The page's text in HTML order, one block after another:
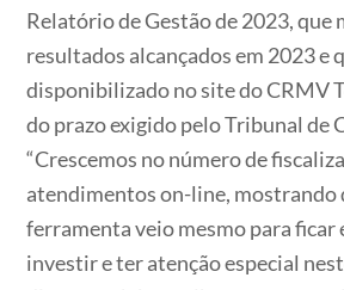
Relatório de Gestão de 2023,
resultados alcançados em 2023 e
disponibilizado no site do CRMV
do prazo exigido pelo Tribunal de
“Crescemos no número de
atendimentos on-line, mostrando
ferramenta veio mesmo para ficar
investir e ter atenção especial